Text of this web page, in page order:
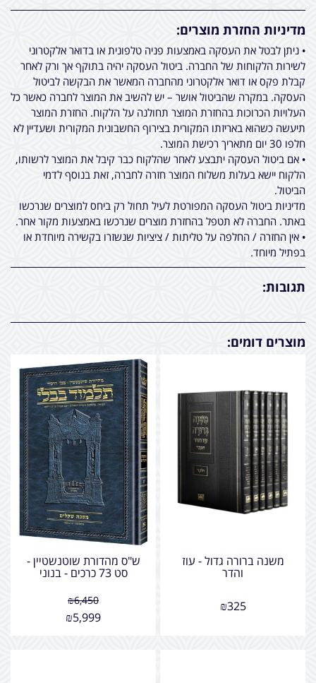
מדיניות החזרת מוצרים:
• ניתן לבטל את העסקה באמצעות פניה טלפונית או בדואר אלקטרוני
לשירות הלקוחות של החברה. ביטול העסקה יהיה בתוקף אך ורק לאחר
קבלת פקס או דואר אלקטרוני מהחברה המאשר את הבקשה לביטול
העסקה. במקרה שהביטול אושר – יש להשיב את המוצר לחברה כאשר כל
העלויות הכרוכות בהחזרת המוצר תחולנה על הלקוח. החזרת המוצר
תיעשה כשהוא באריזתו המקורית בצירוף החשבונית המקורית ושעדיין לא
חלפו 30 יום מתאריך רכישת המוצר.
• אם ביטול העסקה יתבצע לאחר שהלקוח כבר קיבל את המוצר לרשותו,
הלקוח יישא בעלות משלוח המוצר חזרה לחברה, זאת בנוסף לדמי
הביטול.
מדיניות ביטול העסקה המפורטת לעיל תחול רק ביחס למוצרים שנרכשו
באתר. החברה לא תטפל בהחזרת מוצרים שנרכשו באמצעות מקור אחר.
• אין החזרה / החלפה על טליתות / ציציות שנשזרו בקשירה מיוחדת או
בפתיל מיוחד.
תגובות:
מוצרים דומים:
משנה ברורה גדול - עוז
והדר
₪325
ש"ס מהדורת שוטנשטיין -
סט 73 כרכים - בנוני
₪6,450
₪5,999